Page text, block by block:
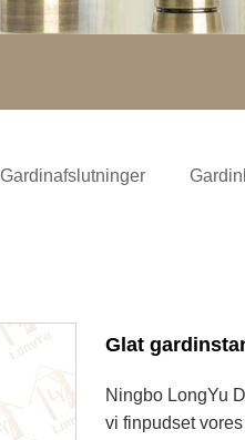
Gardinafslutninger
Glat
Ningbo LongYu
vi finpudset